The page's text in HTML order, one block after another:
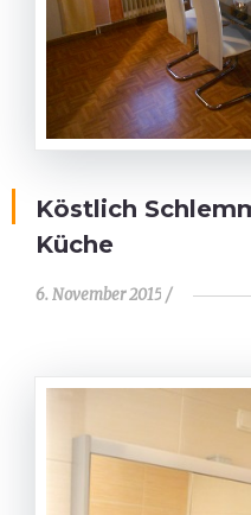
Köstlich
Küche
6. November 2015